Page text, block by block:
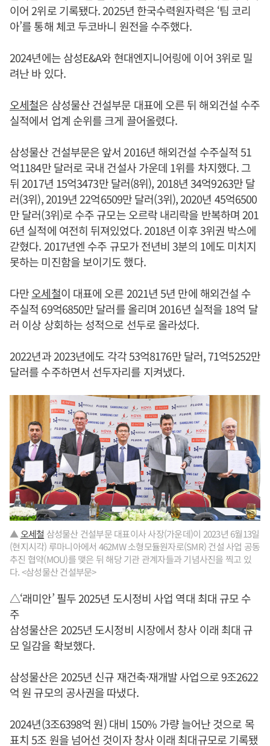
이어 2위로 기록됐다. 2025년 한국수력원자력은 ‘팀 코리
아’를 통해 체코 두코바니 원전을 수주했다.
2024년에는 삼성E&A와 현대엔지니어링에 이어 3위로 밀
려난 바 있다.
오세철은 삼성물산 건설부문 대표에 오른 뒤 해외건설 수주
실적에서 업계 순위를 크게 끌어올렸다.
삼성물산 건설부문은 앞서 2016년 해외건설 수주실적 51
억1184만 달러로 국내 건설사 가운데 1위를 차지했다. 그
뒤 2017년 15억3473만 달러(8위), 2018년 34억9263만 달
러(3위), 2019년 22억6509만 달러(3위), 2020년 45억6500
만 달러(3위)로 수주 규모는 오르락 내리락을 반복하며 201
6년 실적에 여전히 뒤져있었다. 2018년 이후 3위권 박스에
갇혔다. 2017년엔 수주 규모가 전년비 3분의 1에도 미치지
못하는 미진함을 보이기도 했다.
다만오세철이 대표에 오른 2021년 5년 만에 해외건설 수
주실적 69억6850만 달러를 올리며 2016년 실적을 18억 달
러 이상 상회하는 성적으로 선두로 올라섰다.
2022년과 2023년에도 각각 53억8176만 달러, 71억5252만
달러를 수주하면서 선두자리를 지켜냈다.
▲오세철 삼성물산 건설부문 대표이사 사장(가운데)이 2023년 6월13일
(현지시각) 루마니아에서 462MW 소형모듈원자로(SMR) 건설 사업 공동
추진 협약(MOU)를 맺은 뒤 해당 기관 관계자들과 기념사진을 찍고 있
다. <삼성물산 건설부문>
△‘래미안’ 필두 2025년 도시정비 사업 역대 최대 규모 수
주
삼성물산은 2025년 도시정비 시장에서 창사 이래 최대 규
모 일감을 확보했다.
삼성물산은 2025년 신규 재건축·재개발 사업으로 9조2622
억 원 규모의 공사권을 따냈다.
2024년(3조6398억 원) 대비 150% 가량 늘어난 것으로 목
표치 5조 원을 넘어선 것이자 창사 이래 최대규모로 기록됐